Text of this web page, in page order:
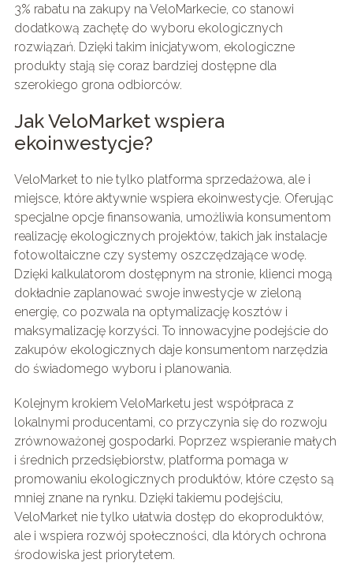
3% rabatu na zakupy na VeloMarkecie, co stanowi
dodatkową zachętę do wyboru ekologicznych
rozwiązań. Dzięki takim inicjatywom, ekologiczne
produkty stają się coraz bardziej dostępne dla
szerokiego grona odbiorców.
Jak VeloMarket wspiera
ekoinwestycje?
VeloMarket to nie tylko platforma sprzedażowa, ale i
miejsce, które aktywnie wspiera ekoinwestycje. Oferując
specjalne opcje finansowania, umożliwia konsumentom
realizację ekologicznych projektów, takich jak instalacje
fotowoltaiczne czy systemy oszczędzające wodę.
Dzięki kalkulatorom dostępnym na stronie, klienci mogą
dokładnie zaplanować swoje inwestycje w zieloną
energię, co pozwala na optymalizację kosztów i
maksymalizację korzyści. To innowacyjne podejście do
zakupów ekologicznych daje konsumentom narzędzia
do świadomego wyboru i planowania.
Kolejnym krokiem VeloMarketu jest współpraca z
lokalnymi producentami, co przyczynia się do rozwoju
zrównoważonej gospodarki. Poprzez wspieranie małych
i średnich przedsiębiorstw, platforma pomaga w
promowaniu ekologicznych produktów, które często są
mniej znane na rynku. Dzięki takiemu podejściu,
VeloMarket nie tylko ułatwia dostęp do ekoproduktów,
ale i wspiera rozwój społeczności, dla których ochrona
środowiska jest priorytetem.